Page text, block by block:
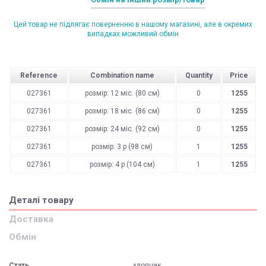
Цей товар не підлягає поверненню в нашому магазині, але в окремих
випадках можливий обмін
Reference Combination name Quantity Price
027361 розмір: 12 міс. (80 см) 0 1255
027361 розмір: 18 міс. (86 см) 0 1255
027361 розмір: 24 міс. (92 см) 0 1255
027361 розмір: 3 р (98 см) 1 1255
027361 розмір: 4 р (104 см) 1 1255
Деталі товару
Доставка
Обмін